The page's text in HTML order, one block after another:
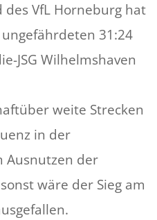
des VfL Horneburg hat
31:24
JSG Wilhelmshaven
weite Strecken
in der
Ausnutzen der
wäre der Sieg am